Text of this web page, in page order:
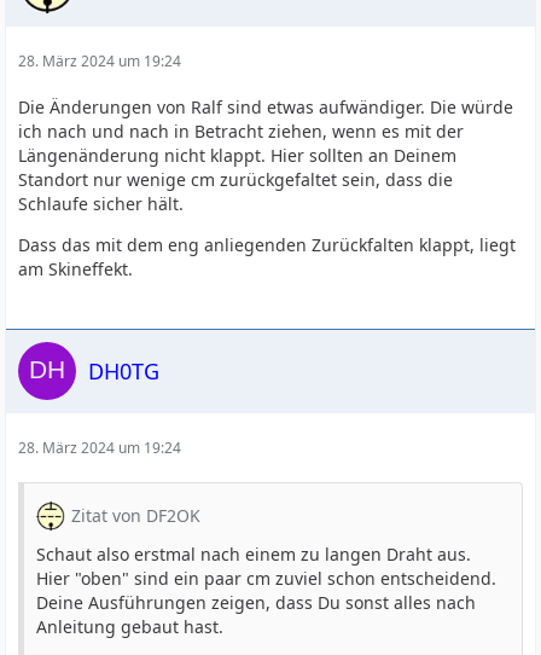
28. März 2024 um 19:24
Die Änderungen von Ralf sind etwas aufwändiger. Die würde
ich nach und nach in Betracht ziehen, wenn es mit der
Längenänderung nicht klappt. Hier sollten an Deinem
Standort nur wenige cm zurückgefaltet sein, dass die
Schlaufe sicher hält.
Dass das mit dem eng anliegenden Zurückfalten klappt, liegt
am Skineffekt.
DH0TG
28. März 2024 um 19:24
Zitat von DF2OK
Schaut also erstmal nach einem zu langen Draht aus.
Hier "oben" sind ein paar cm zuviel schon entscheidend.
Deine Ausführungen zeigen, dass Du sonst alles nach
Anleitung gebaut hast.